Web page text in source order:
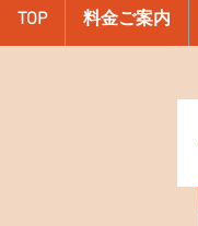
TOP 料金ご案内